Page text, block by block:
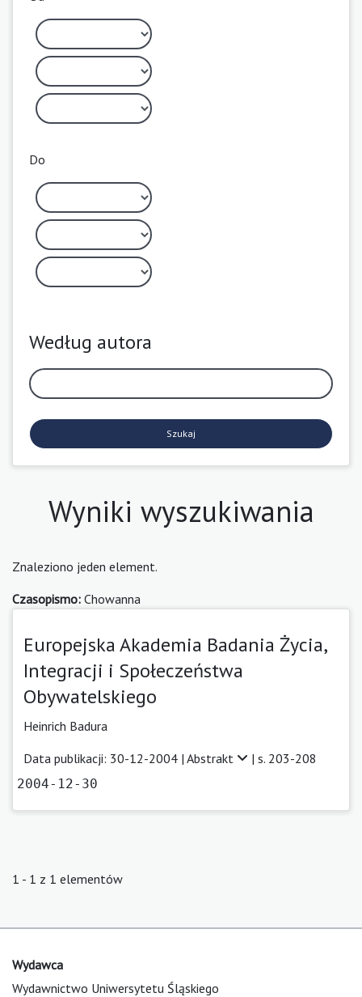
Do
Według autora
Szukaj
Wyniki wyszukiwania
Znaleziono jeden element.
Czasopismo: Chowanna
Europejska Akademia Badania Życia,
Integracji i Społeczeństwa
Obywatelskiego
Heinrich Badura
Data publikacji: 30-12-2004 | Abstrakt | s. 203-208
2004-12-30
1 - 1 z 1 elementów
Wydawca
Wydawnictwo Uniwersytetu Śląskiego